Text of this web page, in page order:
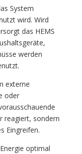
System
wird. Wird
das HEMS
werden
externe
oder
reagiert, sondern
Eingreifen.
optimal